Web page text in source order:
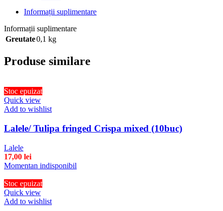
Informații suplimentare
Informații suplimentare
Greutate0,1 kg
Produse similare
Stoc epuizat
Quick view
Add to wishlist
Lalele/ Tulipa fringed Crispa mixed (10buc)
Lalele
17,00 lei
Momentan indisponibil
Stoc epuizat
Quick view
Add to wishlist